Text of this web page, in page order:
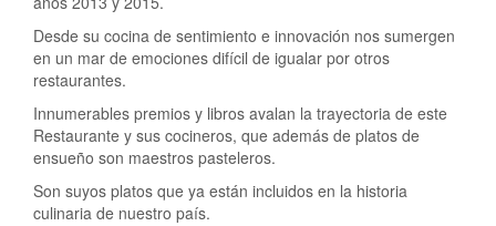
Desde su cocina de sentimiento e innovación nos sumergen
en un mar de emociones difícil de igualar por otros
restaurantes.
Innumerables premios y libros avalan la trayectoria de este
Restaurante y sus cocineros, que además de platos de
ensueño son maestros pasteleros.
Son suyos platos que ya están incluidos en la historia
culinaria de nuestro país.